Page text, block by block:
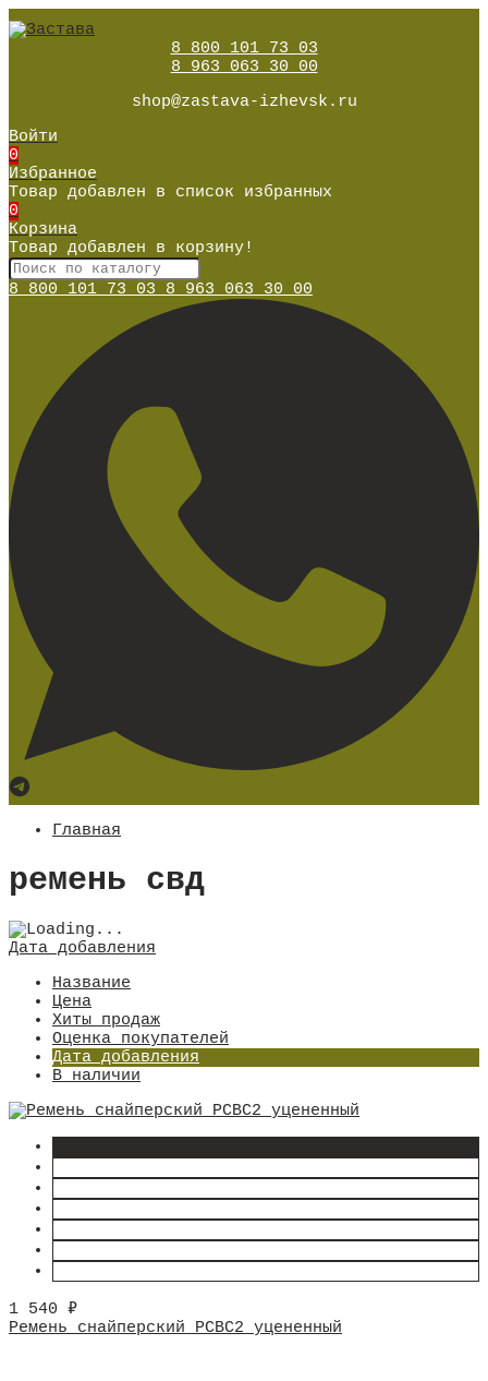
8 800 101 73 03
8 963 063 30 00
shop@zastava-izhevsk.ru
Войти
0
Избранное
Товар добавлен в список избранных
0
Корзина
Товар добавлен в корзину!
8 800 101 73 03 8 963 063 30 00
Главная
ремень свд
Дата добавления
Название
Цена
Хиты продаж
Оценка покупателей
Дата добавления
В наличии
1 540 ₽
Ремень снайперский РСВС2 уцененный